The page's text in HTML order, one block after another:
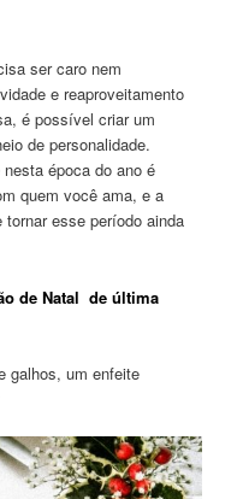
ser caro nem
e reaproveitamento
é possível criar um
de personalidade.
época do ano é
quem você ama, e a
esse período ainda
de Natal de última
galhos, um enfeite